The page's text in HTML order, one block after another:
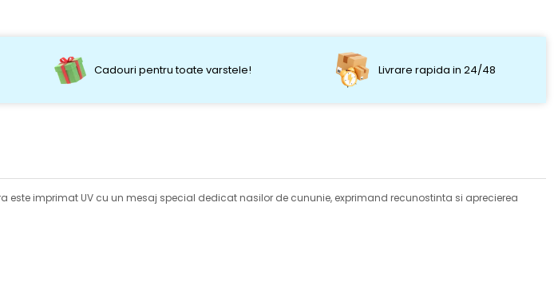
Cadouri pentru toate varstele! Livrare rapida in 24/48
imprimat UV cu un mesaj special dedicat nasilor de cununie, exprimand recunostinta si aprecierea